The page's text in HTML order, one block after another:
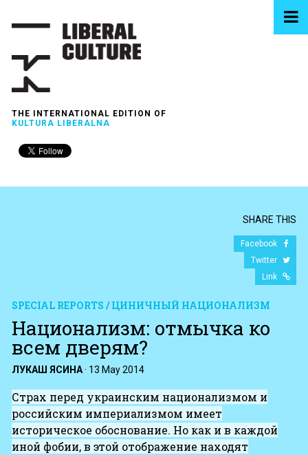
THE INTERNATIONAL EDITION OF
KULTURA LIBERALNA
SHARE THIS
Facebook
Twitter
Link
SPECIAL REPORTS / ЦИНИЧНЫЙ НАЦИОНАЛИЗМ
Национализм: отмычка ко
всем дверям?
ЛУКАШ ЯСИНА· 13 May 2014
Страх перед украинским национализмом и
российским империализмом имеет
историческое обоснование. Но как и в каждой
иной фобии, в этой отображение находят